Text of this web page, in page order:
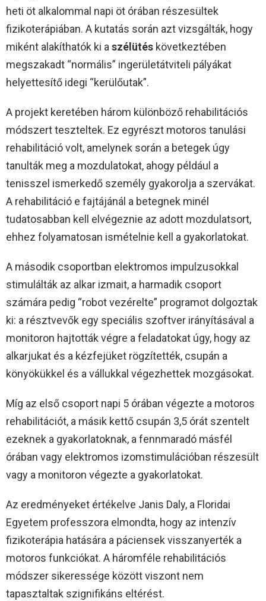
heti öt alkalommal napi öt órában részesültek
fizikoterápiában. A kutatás során azt vizsgálták, hogy
miként alakíthatók ki a szélütés következtében
megszakadt “normális” ingerületátviteli pályákat
helyettesítő idegi “kerülőutak”.
A projekt keretében három különböző rehabilitációs
módszert teszteltek. Ez egyrészt motoros tanulási
rehabilitáció volt, amelynek során a betegek úgy
tanulták meg a mozdulatokat, ahogy például a
tenisszel ismerkedő személy gyakorolja a szervákat.
A rehabilitáció e fajtájánál a betegnek minél
tudatosabban kell elvégeznie az adott mozdulatsort,
ehhez folyamatosan ismételnie kell a gyakorlatokat.
A második csoportban elektromos impulzusokkal
stimulálták az alkar izmait, a harmadik csoport
számára pedig “robot vezérelte” programot dolgoztak
ki: a résztvevők egy speciális szoftver irányításával a
monitoron hajtották végre a feladatokat úgy, hogy az
alkarjukat és a kézfejüket rögzítették, csupán a
könyökükkel és a vállukkal végezhettek mozgásokat.
Míg az első csoport napi 5 órában végezte a motoros
rehabilitációt, a másik kettő csupán 3,5 órát szentelt
ezeknek a gyakorlatoknak, a fennmaradó másfél
órában vagy elektromos izomstimulációban részesült
vagy a monitoron végezte a gyakorlatokat.
Az eredményeket értékelve Janis Daly, a Floridai
Egyetem professzora elmondta, hogy az intenzív
fizikoterápia hatására a páciensek visszanyerték a
motoros funkciókat. A háromféle rehabilitációs
módszer sikeressége között viszont nem
tapasztaltak szignifikáns eltérést.